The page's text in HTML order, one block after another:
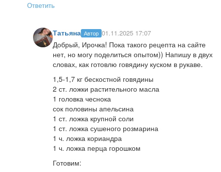
Ответить
Татьяна Автор 01.11.2025 17:07
Добрый, Ирочка! Пока такого рецепта на сайте
нет, но могу поделиться опытом)) Напишу в двух
словах, как готовлю говядину куском в рукаве.
1,5-1,7 кг бескостной говядины
2 ст. ложки растительного масла
1 головка чеснока
сок половины апельсина
1 ст. ложка крупной соли
1 ст. ложка сушеного розмарина
1 ч. ложка кориандра
1 ч. ложка перца горошком
Готовим: